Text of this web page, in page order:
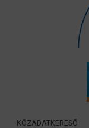
KÖZADATKERESŐ